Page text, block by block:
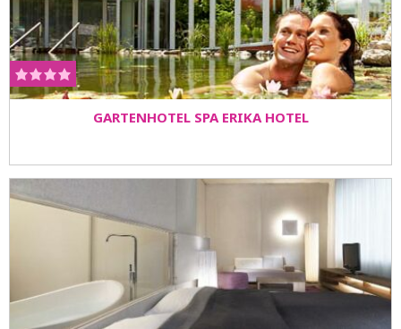
GARTENHOTEL SPA ERIKA HOTEL